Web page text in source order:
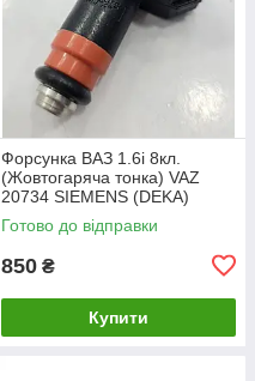
Форсунка ВАЗ 1.6i 8кл.
(Жовтогаряча тонка) VAZ
20734 SIEMENS (DEKA)
Готово до відправки
850 ₴
Купити